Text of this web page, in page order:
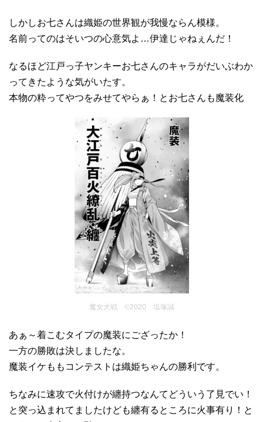
しかしお七さんは織姫の世界観が我慢ならん模様。
名前ってのはそいつの心意気よ…伊達じゃねぇんだ！
なるほど江戸っ子ヤンキーお七さんのキャラがだいぶわか
ってきたような気がいたす。
本物の粋ってやつをみせてやらぁ！とお七さんも魔装化
魔女大戦 ©2020 塩塚誠
あぁ～着こむタイプの魔装にござったか！
一方の勝敗は決しましたな。
魔装イケももコンテストは織姫ちゃんの勝利です。
ちなみに速攻で火付けが纏持つなんてどういう了見でい！
と突っ込まれてましたけども纏有るところに火事有り！と